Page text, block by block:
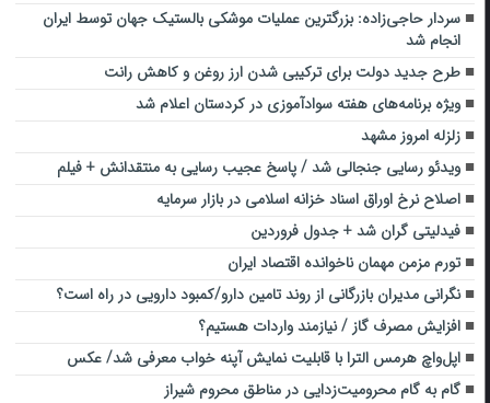
سردار حاجی‌زاده: بزرگترین عملیات موشکی بالستیک جهان توسط ایران
انجام شد
طرح جدید دولت برای ترکیبی شدن ارز روغن و کاهش رانت
ویژه برنامه‌های هفته سوادآموزی در کردستان اعلام شد
زلزله امروز مشهد
ویدئو رسایی جنجالی شد / پاسخ عجیب رسایی به منتقدانش + فیلم
اصلاح نرخ اوراق اسناد خزانه اسلامی در بازار سرمایه
فیدلیتی گران شد + جدول فروردین
تورم مزمن مهمان ناخوانده اقتصاد ایران
نگرانی مدیران بازرگانی از روند تامین دارو/کمبود دارویی در راه است؟
افزایش مصرف گاز / نیازمند واردات هستیم؟
اپل‌واچ هرمس الترا با قابلیت نمایش آپنه خواب معرفی شد/ عکس
گام به گام محرومیت‌زدایی در مناطق محروم شیراز